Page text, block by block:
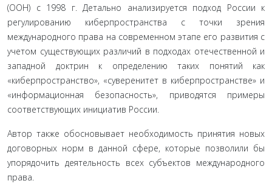
(ООН) с 1998 г. Детально анализируется подход России к
регулированию киберпространства с точки зрения
международного права на современном этапе его развития с
учетом существующих различий в подходах отечественной и
западной доктрин к определению таких понятий как
«киберпространство», «суверенитет в киберпространстве» и
«информационная безопасность», приводятся примеры
соответствующих инициатив России.
Автор также обосновывает необходимость принятия новых
договорных норм в данной сфере, которые позволили бы
упорядочить деятельность всех субъектов международного
права.